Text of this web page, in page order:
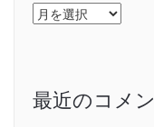
ア
ー
最近のコメ